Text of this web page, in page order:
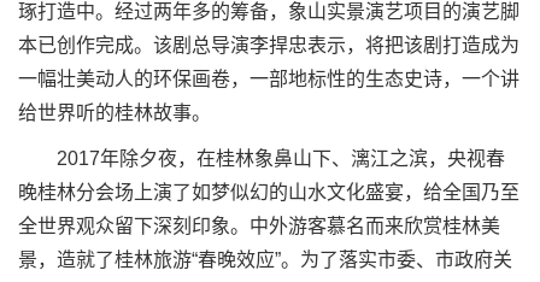
琢打造中。经过两年多的筹备，象山实景演艺项目的演艺脚
本已创作完成。该剧总导演李捍忠表示，将把该剧打造成为
一幅壮美动人的环保画卷，一部地标性的生态史诗，一个讲
给世界听的桂林故事。
2017年除夕夜，在桂林象鼻山下、漓江之滨，央视春
晚桂林分会场上演了如梦似幻的山水文化盛宴，给全国乃至
全世界观众留下深刻印象。中外游客慕名而来欣赏桂林美
景，造就了桂林旅游“春晚效应”。为了落实市委、市政府关